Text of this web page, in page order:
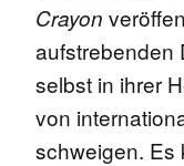
Crayon
aufstrebenden
selbst in ihrer
von
schweigen. Es